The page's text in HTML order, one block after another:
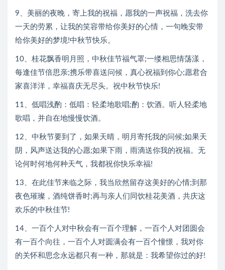
9、美丽的夜晚，寄上我的祝福，愿我的一声祝福，洗去你
一天的劳累，让我的笑容带给你美好的心情，一句晚安带
给你美好的梦境!中秋节快乐。
10、桂花飘香明月照，中秋佳节福气罩;一缕相思情荡漾，
每逢佳节倍思亲;携乐带喜送问候，真心祝福到你心;愿君合
家喜洋洋，幸福喜庆无尽头。祝中秋节快乐!
11、低唱浅酌：低唱：轻柔地歌唱;酌：饮酒。听人轻柔地
歌唱，并自在地慢慢饮酒。
12、中秋节要到了，如果天晴，明月寄托我的问候;如果天
阴，风声送达我的心愿;如果下雨，雨滴送你我的祝福。无
论何时何地何种天气，我都祝你快乐幸福!
13、在此佳节来临之际，我当欣然留存这美好的心情;到那
夜色璀璨，酒纯饼香时;再与亲人们同饮桂花美酒，共庆这
欢乐的中秋佳节!
14、一百个人对中秋会有一百个理解，一百个人对团圆会
有一百个向往，一百个人对圆满会有一百个憧憬，我对你
的关怀和思念永远都只有一种，那就是：我希望你过的好!